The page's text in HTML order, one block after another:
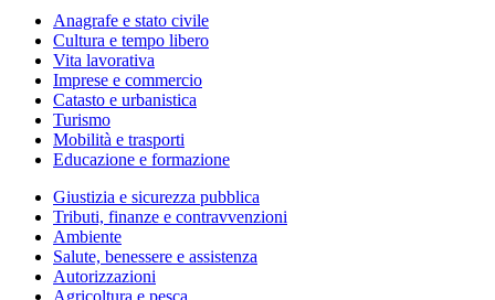
Anagrafe e stato civile
Cultura e tempo libero
Vita lavorativa
Imprese e commercio
Catasto e urbanistica
Turismo
Mobilità e trasporti
Educazione e formazione
Giustizia e sicurezza pubblica
Tributi, finanze e contravvenzioni
Ambiente
Salute, benessere e assistenza
Autorizzazioni